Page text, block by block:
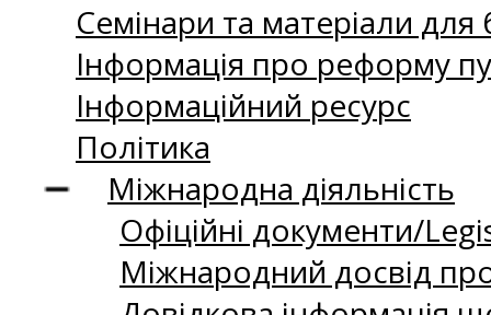
Семінари та матеріали для
Інформація про реформу
Інформаційний ресурс
Політика
Міжнародна діяльність
Офіційні документи/
Міжнародний досвід